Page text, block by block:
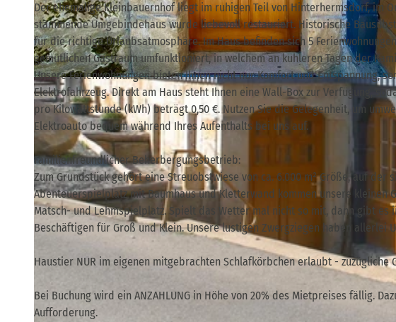
© Hans-Joachim Gnauck | CC-BY-SA
Der ehemalige Kleinbauernhof liegt im ruhigen Teil von Hinterhermsdorf, im
stammende Umgebindehaus wurde liebevoll restauriert. Historische
für die richtige Urlaubsatmosphäre. Im Haus befinden sich 5
gemütlichen Gastraum umfunktioniert, in welchem an kühleren Tagen der
Unsere Ferienwohnungen bieten Ihnen nicht nur Komfort und Entspannung,
Elektrofahrzeug. Direkt am Haus steht Ihnen eine Wall-Box zur Verfügung,
pro Kilowattstunde (kWh) beträgt 0,50 €. Nutzen Sie die Gelegenheit, um
Elektroauto bequem während Ihres Aufenthalts bei uns auf.
Familienfreundlicher Beherbergungsbetrieb:
Zum Grundstück gehört eine Streuobstwiese von ca. 6.000 m² Größe, auf der
Abenteuerspielplatz mit Baumhaus und Kletterwand kommen unsere kleinen
Matsch- und Lehmspielplatz. Spielt das Wetter mal nicht so mit, dann gibt es
Beschäftigen für Groß und Klein. Unsere lustigen Zwergziegen haben allerlei
Haustier NUR im eigenen mitgebrachten Schlafkörbchen erlaubt - zuzügliche
Bei Buchung wird ein ANZAHLUNG in Höhe von 20% des Mietpreises fällig.
Aufforderung.